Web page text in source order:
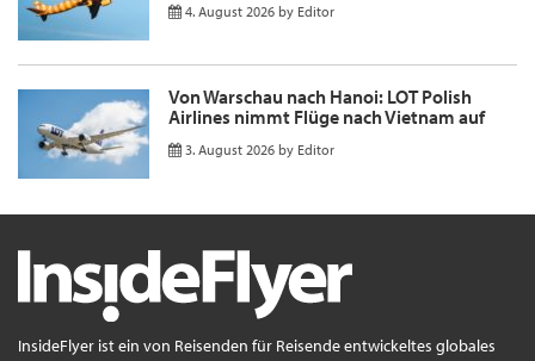
4. August 2026 by Editor
Von Warschau nach Hanoi: LOT Polish
Airlines nimmt Flüge nach Vietnam auf
3. August 2026 by Editor
InsideFlyer ist ein von Reisenden für Reisende entwickeltes globales